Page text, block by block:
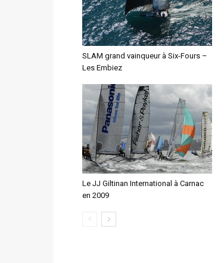
SLAM grand vainqueur à Six-Fours –
Les Embiez
Le JJ Giltinan International à Carnac
en 2009